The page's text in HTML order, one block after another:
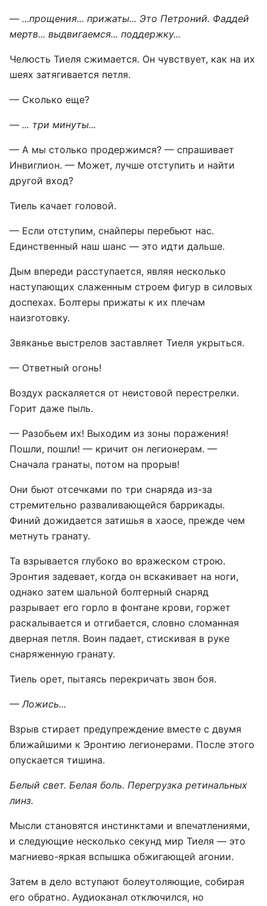
— ...прощения... прижаты... Это Петроний. Фаддей
мертв... выдвигаемся... поддержку...
Челюсть Тиеля сжимается. Он чувствует, как на их
шеях затягивается петля.
— Сколько еще?
— ... три минуты...
— А мы столько продержимся? — спрашивает
Инвиглион. — Может, лучше отступить и найти
другой вход?
Тиель качает головой.
— Если отступим, снайперы перебьют нас.
Единственный наш шанс — это идти дальше.
Дым впереди расступается, являя несколько
наступающих слаженным строем фигур в силовых
доспехах. Болтеры прижаты к их плечам
наизготовку.
Звяканье выстрелов заставляет Тиеля укрыться.
— Ответный огонь!
Воздух раскаляется от неистовой перестрелки.
Горит даже пыль.
— Разобьем их! Выходим из зоны поражения!
Пошли, пошли! — кричит он легионерам. —
Сначала гранаты, потом на прорыв!
Они бьют отсечками по три снаряда из-за
стремительно разваливающейся баррикады.
Финий дожидается затишья в хаосе, прежде чем
метнуть гранату.
Та взрывается глубоко во вражеском строю.
Эронтия задевает, когда он вскакивает на ноги,
однако затем шальной болтерный снаряд
разрывает его горло в фонтане крови, горжет
раскалывается и отгибается, словно сломанная
дверная петля. Воин падает, стискивая в руке
снаряженную гранату.
Тиель орет, пытаясь перекричать звон боя.
— Ложись...
Взрыв стирает предупреждение вместе с двумя
ближайшими к Эронтию легионерами. После этого
опускается тишина.
Белый свет. Белая боль. Перегрузка ретинальных
линз.
Мысли становятся инстинктами и впечатлениями,
и следующие несколько секунд мир Тиеля — это
магниево-яркая вспышка обжигающей агонии.
Затем в дело вступают болеутоляющие, собирая
его обратно. Аудиоканал отключился, но